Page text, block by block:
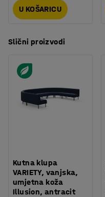
U KOŠARICU
Slični proizvodi
Kutna klupa
VARIETY, vanjska,
umjetna koža
Illusion, antracit